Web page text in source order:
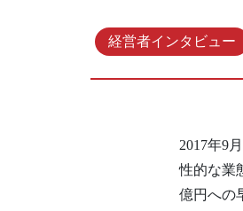
経営者インタビュー
2017年9
性的な業
億円への